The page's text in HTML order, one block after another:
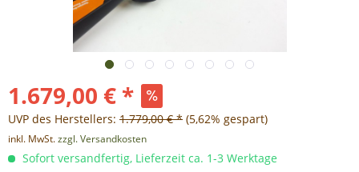
1.679,00 € *
UVP des Herstellers: 1.779,00 € * (5,62% gespart)
inkl. MwSt.zzgl. Versandkosten
Sofort versandfertig, Lieferzeit ca. 1-3 Werktage